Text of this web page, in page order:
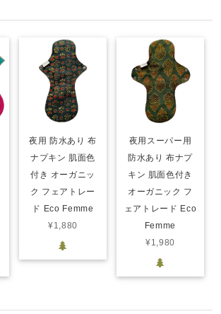
夜用 防水あり 布
ナプキン 肌面色
付き オーガニッ
ク フェアトレー
ド Eco Femme
¥1,880
夜用スーパー用
防水あり 布ナプ
キン 肌面色付き
オーガニック フ
ェアトレード Eco
Femme
¥1,980